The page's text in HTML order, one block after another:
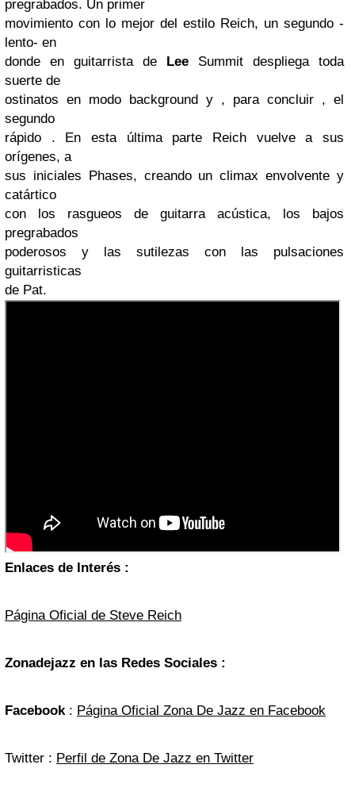
pregrabados. Un primer
movimiento con lo mejor del estilo Reich, un segundo -
lento- en
donde en guitarrista de Lee Summit despliega toda
suerte de
ostinatos en modo background y , para concluir , el
segundo
rápido . En esta última parte Reich vuelve a sus
orígenes, a
sus iniciales Phases, creando un climax envolvente y
catártico
con los rasgueos de guitarra acústica, los bajos
pregrabados
poderosos y las sutilezas con las pulsaciones
guitarristicas
de Pat.
Enlaces de Interés :
Página Oficial de Steve Reich
Zonadejazz en las Redes Sociales :
Facebook: Página Oficial Zona De Jazz en Facebook
Twitter : Perfil de Zona De Jazz en Twitter